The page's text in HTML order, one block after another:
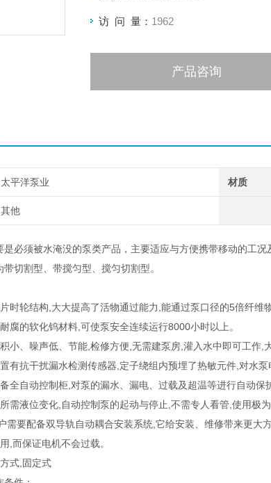
访 问 量： 1962
产品咨询
太平洋泵业 材质
其他
是必须被水淹没的泵类产品，主要适应与方便携带移动的工
切割型、带搅匀型、搅匀切割型。
时轮结构,大大提高了活物通过能力,能通过泵口径的5倍纤维
腐的软化钨材料,可使泵安全连续运行8000小时以上。
小、噪声低、节能,检修方便,无需建泵房,灌入水中即可工
有抗干扰漏水检测传感器,定子绕组内预埋了热敏元件,对水
全自动控制柜,对泵的漏水、漏电、过载及超温等进行自动保
需液位变化,自动控制泵的起动与停止,不需专人看管,使用极
需要配备双导轨自动耦合安装系统,它给安装、维修带来更大
,而保证电机不会过载。
式,固定式